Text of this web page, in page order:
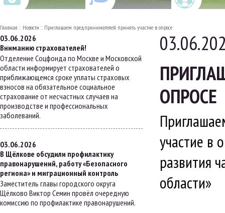
Главная Новости Приглашаем предпринимателей принять участие в опросе
03.06.2026
Вниманию страхователей!
Отделение Соцфонда по Москве и Московской
области информирует страхователей о
приближающемся сроке уплаты страховых
взносов на обязательное социальное
страхование от несчастных случаев на
производстве и профессиональных
заболеваний.
03.06.2026
В Щёлкове обсудили профилактику
правонарушений, работу «Безопасного
региона» и миграционный контроль
Заместитель главы городского округа
Щёлково Виктор Семин провёл очередную
комиссию по профилактике правонарушений.
ОПРОСЕ
участие в
развития
области»